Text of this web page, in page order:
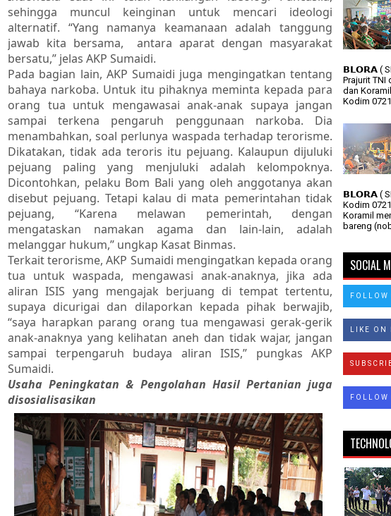
sehingga muncul keinginan untuk mencari ideologi
alternatif. “Yang namanya keamanaan adalah tanggung
jawab kita bersama, antara aparat dengan masyarakat
bersatu,” jelas AKP Sumaidi.
Pada bagian lain, AKP Sumaidi juga mengingatkan tentang
bahaya narkoba. Untuk itu pihaknya meminta kepada para
orang tua untuk mengawasai anak-anak supaya jangan
sampai terkena pengaruh penggunaan narkoba. Dia
menambahkan, soal perlunya waspada terhadap terorisme.
Dikatakan, tidak ada teroris itu pejuang. Kalaupun dijuluki
pejuang paling yang menjuluki adalah kelompoknya.
Dicontohkan, pelaku Bom Bali yang oleh anggotanya akan
disebut pejuang. Tetapi kalau di mata pemerintahan tidak
pejuang, “Karena melawan pemerintah, dengan
mengataskan namakan agama dan lain-lain, adalah
melanggar hukum,” ungkap Kasat Binmas.
Terkait terorisme, AKP Sumaidi mengingatkan kepada orang
tua untuk waspada, mengawasi anak-anaknya, jika ada
aliran ISIS yang mengajak berjuang di tempat tertentu,
supaya dicurigai dan dilaporkan kepada pihak berwajib,
“saya harapkan parang orang tua mengawasi gerak-gerik
anak-anaknya yang kelihatan aneh dan tidak wajar, jangan
sampai terpengaruh budaya aliran ISIS,” pungkas AKP
Sumaidi.
Usaha Peningkatan & Pengolahan Hasil Pertanian juga
disosialisasikan
𝗕𝗟𝗢𝗥𝗔 (
Prajurit TNI
dan
Kodim
𝗕𝗟𝗢𝗥𝗔 (
Kodim
Koramil
bareng
SOCIAL
FOLLOW
LIKE ON
FOLLOW